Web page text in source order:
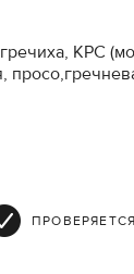
КРС